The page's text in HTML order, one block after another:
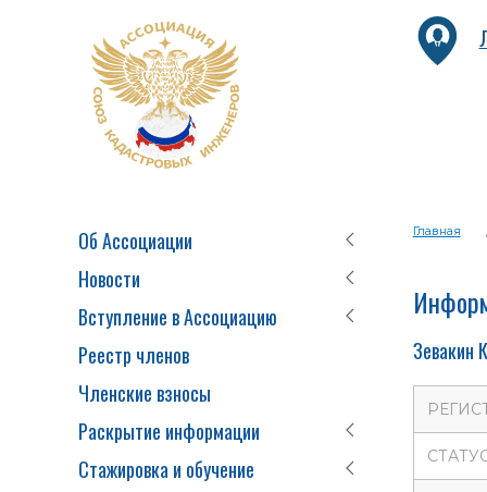
Об Ассоциации
Новости
Вступление в Ассоциацию
Реестр членов
Членские взносы
Раскрытие информации
Стажировка и обучение
Главная
Зевакин